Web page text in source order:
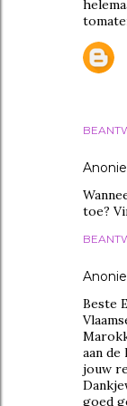
toe?
Beste
aan de
jouw
goed